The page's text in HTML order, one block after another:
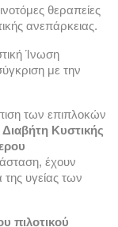
θεραπείες
ανεπάρκειας.
Ίνωση
με την
των επιπλοκών
Κυστικής
έχουν
της υγείας των
πιλοτικού